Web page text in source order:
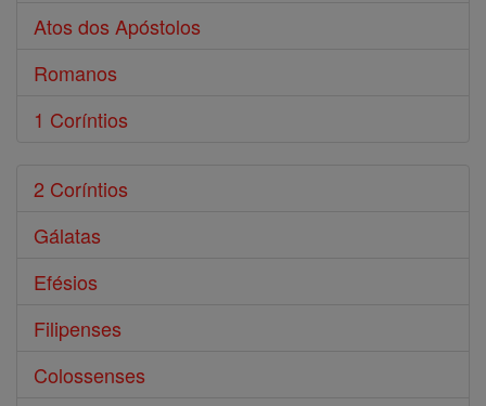
Atos dos Apóstolos
Romanos
1 Coríntios
2 Coríntios
Gálatas
Efésios
Filipenses
Colossenses